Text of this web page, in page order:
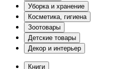
Уборка и хранение
Косметика, гигиена
Зоотовары
Детские товары
Декор и интерьер
Книги